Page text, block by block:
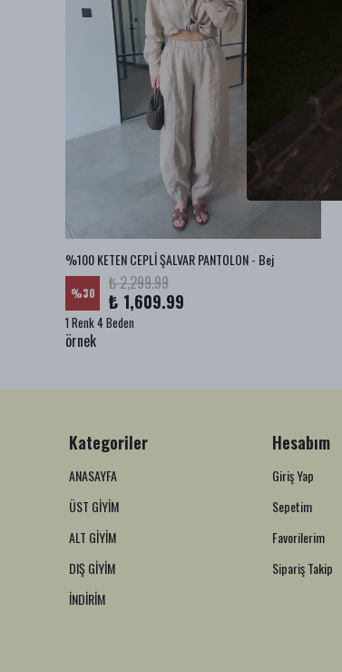
%100 KETEN CEPLİ ŞALVAR PANTOLON - Bej
%30 ₺ 2,299.99
₺ 1,609.99
1 Renk 4 Beden
örnek
Kategoriler
ANASAYFA
ÜST GİYİM
ALT GİYİM
DIŞ GİYİM
İNDİRİM
Hesabım
Giriş Yap
Sepetim
Favorilerim
Sipariş Takip